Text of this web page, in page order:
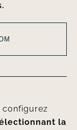
configurez
la